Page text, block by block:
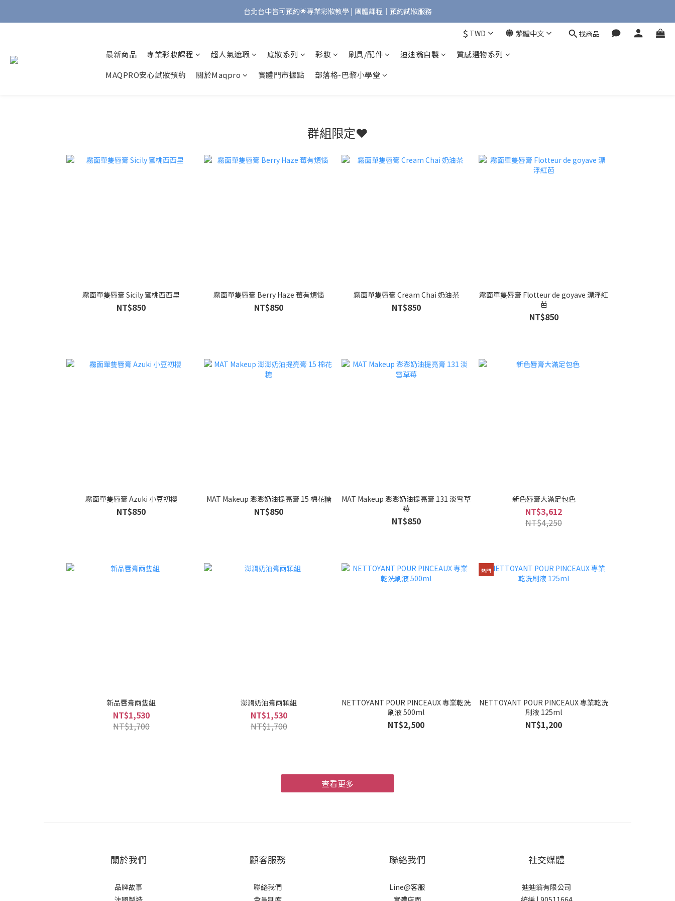
Bonjour!歡迎來到Maqpro | 全店2000免運🇫🇷
台北台中皆可預約🌟專業彩妝教學 | 團體課程｜預約試妝服務
$ TWD 繁體中文 找商品
最新商品 專業彩妝課程 超人氣遮瑕 底妝系列 彩妝 刷具/配件 迪迪翁自製
質感選物系列
MAQPRO安心試妝預約
關於Maqpro 實體門市據點 部落格-巴黎小學堂
群組限定❤️
霧面單隻唇膏 Sicily 蜜桃西西里
NT$850
霧面單隻唇膏 Berry Haze 莓有煩惱
NT$850
霧面單隻唇膏 Cream Chai 奶油茶
NT$850
霧面單隻唇膏 Flotteur de goyave 漂浮紅
芭
NT$850
霧面單隻唇膏 Azuki 小豆初櫻
NT$850
MAT Makeup 澎澎奶油提亮膏 15 棉花糖
NT$850
MAT Makeup 澎澎奶油提亮膏 131 淡雪草
莓
NT$850
新色唇膏大滿足包色
NT$3,612
NT$4,250
新品唇膏兩隻組
NT$1,530
NT$1,700
澎潤奶油膏兩顆組
NT$1,530
NT$1,700
NETTOYANT POUR PINCEAUX 專業乾洗
刷液 500ml
NT$2,500
熱門
NETTOYANT POUR PINCEAUX 專業乾洗
刷液 125ml
NT$1,200
查看更多
關於我們
品牌故事
顧客服務
聯絡我們
聯絡我們
Line@客服
社交媒體
迪迪翁有限公司